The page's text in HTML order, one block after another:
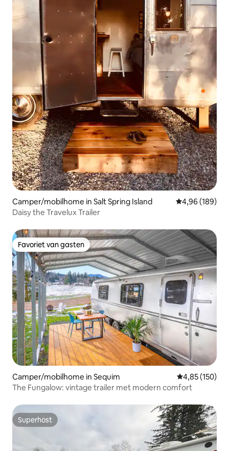
Camper/mobilhome in Salt Spring Island Gemiddelde
4,96 (189)
Daisy the Travelux Trailer
Favoriet van gasten
Favoriet van gasten
Camper/mobilhome in Sequim Gemiddelde
4,85 (150)
The Fungalow: vintage trailer met modern comfort
Superhost
Superhost